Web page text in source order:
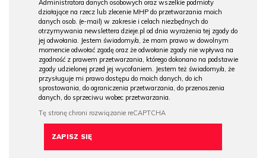
Administratora danych osobowych oraz wszelkie podmioty
działające na rzecz lub zlecenie MHP do przetwarzania moich
danych osob. (e-mail) w zakresie i celach niezbędnych do
otrzymywania newslettera dzieje.pl od dnia wyrażenia tej zgody do
jej odwołania. Jestem świadomy/a, że mam prawo w dowolnym
momencie odwołać zgodę oraz że odwołanie zgody nie wpływa na
zgodność z prawem przetwarzania, którego dokonano na podstawie
zgody udzielonej przed jej wycofaniem. Jestem też świadomy/a, że
przysługuje mi prawo dostępu do moich danych, do ich
sprostowania, do ograniczenia przetwarzania, do przenoszenia
danych, do sprzeciwu wobec przetwarzania.